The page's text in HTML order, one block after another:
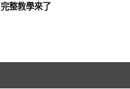
完整教學來了